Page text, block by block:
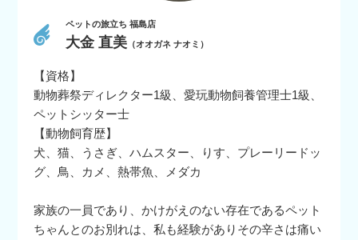
ペットの旅立ち 福島店
大金 直美 （オオガネ ナオミ）
【資格】
動物葬祭ディレクター1級、愛玩動物飼養管理士1級、
ペットシッター士
【動物飼育歴】
犬、猫、うさぎ、ハムスター、りす、プレーリードッ
グ、鳥、カメ、熱帯魚、メダカ
家族の一員であり、かけがえのない存在であるペット
ちゃんとのお別れは、私も経験がありその辛さは痛い